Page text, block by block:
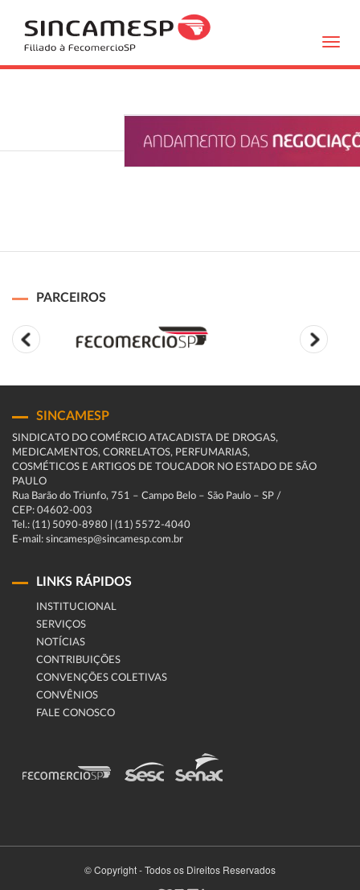
PARCEIROS
SINCAMESP
SINDICATO DO COMÉRCIO ATACADISTA DE DROGAS,
MEDICAMENTOS, CORRELATOS, PERFUMARIAS,
COSMÉTICOS E ARTIGOS DE TOUCADOR NO ESTADO DE SÃO
PAULO
Rua Barão do Triunfo, 751 – Campo Belo – São Paulo – SP /
CEP: 04602-003
Tel.: (11) 5090-8980 | (11) 5572-4040
E-mail: sincamesp@sincamesp.com.br
LINKS RÁPIDOS
INSTITUCIONAL
SERVIÇOS
NOTÍCIAS
CONTRIBUIÇÕES
CONVENÇÕES COLETIVAS
CONVÊNIOS
FALE CONOSCO
© Copyright - Todos os Direitos Reservados